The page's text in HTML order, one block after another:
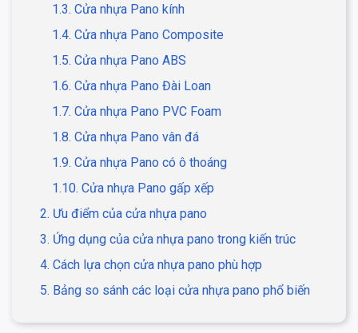
1.3. Cửa nhựa Pano kính
1.4. Cửa nhựa Pano Composite
1.5. Cửa nhựa Pano ABS
1.6. Cửa nhựa Pano Đài Loan
1.7. Cửa nhựa Pano PVC Foam
1.8. Cửa nhựa Pano vân đá
1.9. Cửa nhựa Pano có ô thoáng
1.10. Cửa nhựa Pano gấp xếp
2. Ưu điểm của cửa nhựa pano
3. Ứng dụng của cửa nhựa pano trong kiến trúc
4. Cách lựa chọn cửa nhựa pano phù hợp
5. Bảng so sánh các loại cửa nhựa pano phổ biến